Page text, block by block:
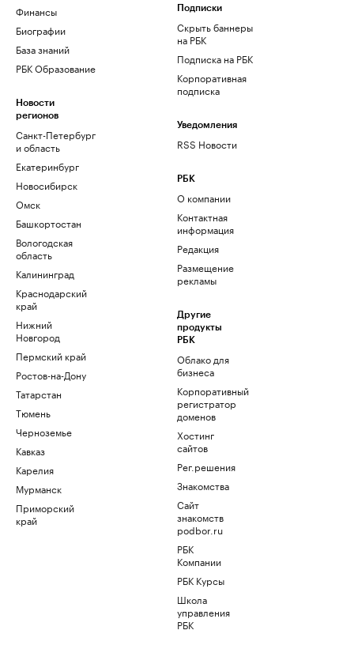
Финансы
Биографии
База знаний
РБК Образование
Новости
регионов
Санкт-Петербург
и область
Екатеринбург
Новосибирск
Омск
Башкортостан
Вологодская
область
Калининград
Краснодарский
край
Нижний
Новгород
Пермский край
Ростов-на-Дону
Татарстан
Тюмень
Черноземье
Кавказ
Карелия
Мурманск
Приморский
край
Подписки
Скрыть баннеры
на РБК
Подписка на РБК
Корпоративная
подписка
Уведомления
RSS Новости
РБК
О компании
Контактная
информация
Редакция
Размещение
рекламы
Другие
продукты
РБК
Облако для
бизнеса
Корпоративный
регистратор
доменов
Хостинг
сайтов
Рег.решения
Знакомства
Сайт
знакомств
podbor.ru
РБК
Компании
РБК Курсы
Школа
управления
РБК